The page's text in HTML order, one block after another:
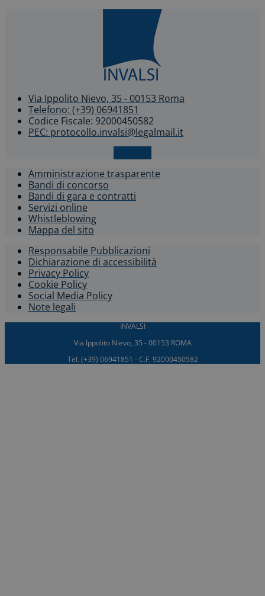
Via Ippolito Nievo, 35 - 00153 Roma
Telefono: (+39) 06941851
Codice Fiscale: 92000450582
PEC: protocollo.invalsi@legalmail.it
Amministrazione trasparente
Bandi di concorso
Bandi di gara e contratti
Servizi online
Whistleblowing​
Mappa del sito
Responsabile Pubblicazioni
Dichiarazione di accessibilità​
Privacy Policy
Cookie Policy
Social Media Policy
Note legali
INVALSI
Via Ippolito Nievo, 35 - 00153 ROMA
Tel. (+39) 06941851 - C.F. 92000450582